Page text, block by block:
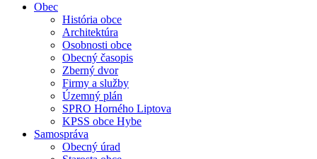
Obec
História obce
Architektúra
Osobnosti obce
Obecný časopis
Zberný dvor
Firmy a služby
Územný plán
SPRO Horného Liptova
KPSS obce Hybe
Samospráva
Obecný úrad